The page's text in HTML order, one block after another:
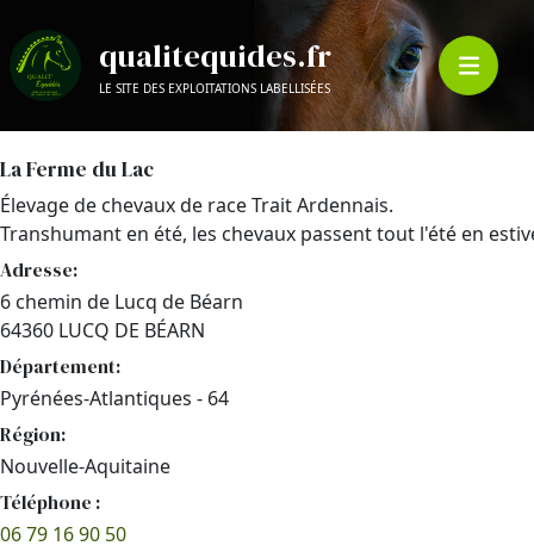
qualitequides.fr
LE SITE DES EXPLOITATIONS LABELLISÉES
La Ferme du Lac
Élevage de chevaux de race Trait Ardennais.
Transhumant en été, les chevaux passent tout l'été en
Adresse:
6 chemin de Lucq de Béarn
64360 LUCQ DE BÉARN
Département:
Pyrénées-Atlantiques - 64
Région:
Nouvelle-Aquitaine
Téléphone :
06 79 16 90 50